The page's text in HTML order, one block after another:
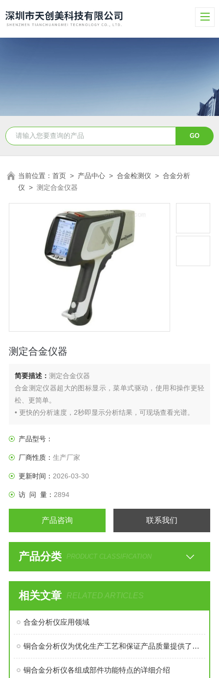
当前位置：首页 > 产品中心 >合金检测仪 >合金分析
仪 >测定合金仪器
测定合金仪器
简要描述： 测定合金仪器
合金测定仪器超大的图标显示，菜单式驱动，使用和操作更轻
松、更简单。
• 更快的分析速度，2秒即显示分析结果，可现场查看光谱。
产品型号：
厂商性质： 生产厂家
更新时间： 2026-03-30
访 问 量： 2894
产品咨询 联系我们
产品分类 PRODUCT CLASSIFICATION
相关文章 RELATED ARTICLES
合金分析仪应用领域
铜合金分析仪为优化生产工艺和保证产品质量提供了科学依据
铜合金分析仪各组成部件功能特点的详细介绍